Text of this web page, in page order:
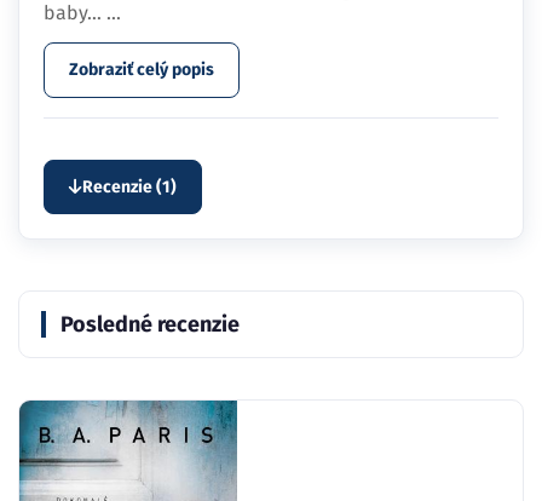
baby… ...
Zobraziť celý popis
Recenzie (1)
Posledné recenzie